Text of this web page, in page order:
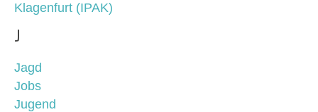
Klagenfurt (IPAK)
J
Jagd
Jobs
Jugend